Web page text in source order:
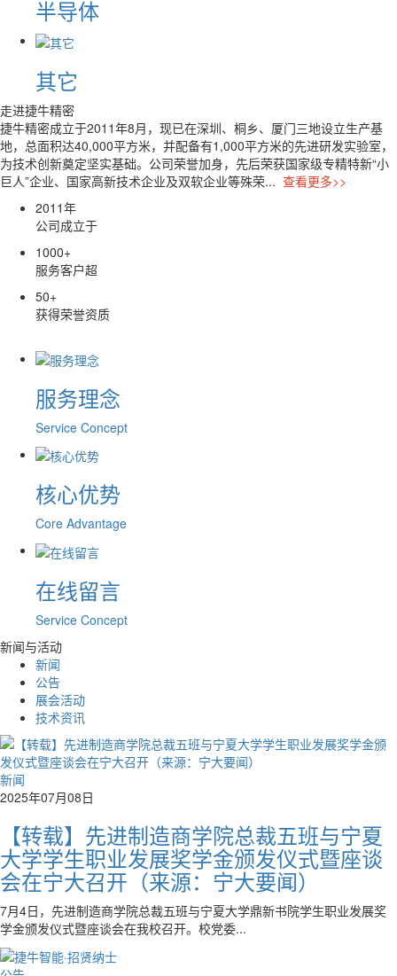
半导体
其它
走进捷牛精密
捷牛精密成立于2011年8月，现已在深圳、桐乡、厦门三地设立生产基
地，总面积达40,000平方米，并配备有1,000平方米的先进研发实验室，
为技术创新奠定坚实基础。公司荣誉加身，先后荣获国家级专精特新“小
巨人”企业、国家高新技术企业及双软企业等殊荣... 查看更多>>
2011年
公司成立于
1000+
服务客户超
50+
获得荣誉资质
服务理念
Service Concept
核心优势
Core Advantage
在线留言
Service Concept
新闻与活动
新闻
公告
展会活动
技术资讯
新闻
2025年07月08日
【转载】先进制造商学院总裁五班与宁夏
大学学生职业发展奖学金颁发仪式暨座谈
会在宁大召开（来源：宁大要闻）
7月4日，先进制造商学院总裁五班与宁夏大学鼎新书院学生职业发展奖
学金颁发仪式暨座谈会在我校召开。校党委...